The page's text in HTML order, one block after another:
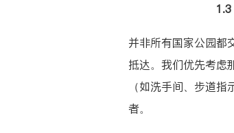
并非所有国家公园都
抵达。我们优先考虑
（如洗手间、步道
者。